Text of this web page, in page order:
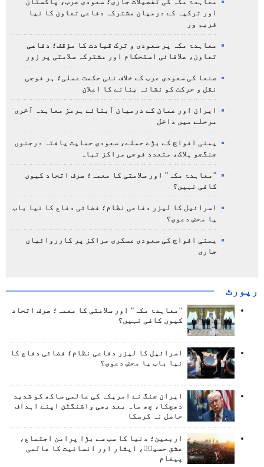
معاہدۂ مکہ کی تفصیلات جاری؛ سعودی عرب، پاکستان
اور ترکیہ کے درمیان مشترکہ دفاعی تعاون کا نیا
فریم ور
معاہدۂ مکہ پر سعودی و ترک قیادت کا مؤقف؛ دفاعی
تعاون، علاقائی استحکام اور مشترکہ سلامتی پر زور
صنعا کی سعودی عرب کے خلاف نئی حکمت عملی؛ ہر فوجی
نقل و حرکت کو نشانہ بنانے کا اعلان
ایران اور عمان کے درمیان آبنائے ہرمز معاہدہ آخری
مرحلے میں داخل
یمنی افواج کے بڑے حملے، سعودی حمایت یافتہ درجنوں
جنگجو ہلاک، متعدد فوجی مراکز تباہ
"معاہدۂ مکہ" اور سلامتی کا معمہ؛ صرف اتحاد کیوں
کافی نہیں؟
اسرائیل کا لیزر دفاعی نظام؛ فضائی دفاع کا نیا باب
یا محض دعوی؟
یمنی افواج کی سعودی عسکری مراکز پر کارروائیاں
جاری
رپورٹ
"معاہدۂ مکہ" اور سلامتی کا معمہ؛ صرف اتحاد
کیوں کافی نہیں؟
اسرائیل کا لیزر دفاعی نظام؛ فضائی دفاع کا
نیا باب یا محض دعوی؟
ایران جنگ نے امریکہ کی عالمی ساکھ کو شدید
دھچکا، چھ ماہ بعد بھی واشنگٹن اپنے اہداف
حاصل نہ کرسکا
اربعین؛ دنیا کا سب سے بڑا پرامن اجتماع،
عشق حسینؑ، ایثار اور انسانیت کا عالمی
پیغام